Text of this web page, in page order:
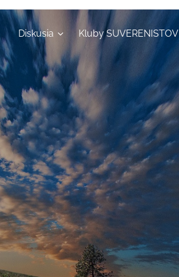
Diskusia Kluby SUVERENISTOV